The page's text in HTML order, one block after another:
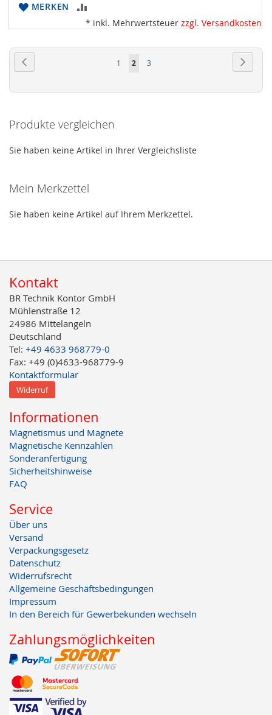
MERKEN
VERGLEICHSLISTE
HINZUFÜGEN
* inkl. Mehrwertsteuer zzgl. Versandkosten
Seite
Seite
1
Sie
2 Seite
3
Produkte vergleichen
Sie haben keine Artikel in Ihrer Vergleichsliste
Mein Merkzettel
Sie haben keine Artikel auf Ihrem Merkzettel.
Kontakt
BR Technik Kontor GmbH
Mühlenstraße 12
24986 Mittelangeln
Deutschland
Tel: +49 4633 968779-0
Fax: +49 (0)4633-968779-9
Kontaktformular
Widerruf
Informationen
Magnetismus und Magnete
Magnetische Kennzahlen
Sonderanfertigung
Sicherheitshinweise
FAQ
Service
Über uns
Versand
Verpackungsgesetz
Datenschutz
Widerrufsrecht
Allgemeine Geschäftsbedingungen
Impressum
In den Bereich für Gewerbekunden wechseln
Zahlungsmöglichkeiten